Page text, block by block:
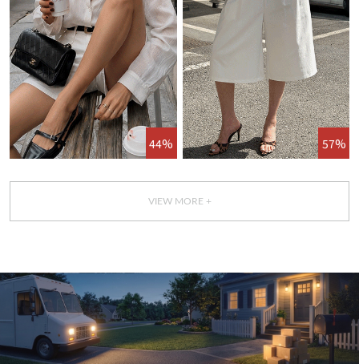
44% 57%
VIEW MORE +